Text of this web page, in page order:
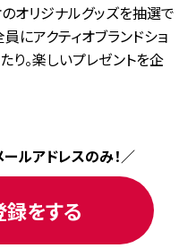
オリジナルグッズを抽選で
にアクティオブランドショ
り。楽しいプレゼントを企
ルアドレスのみ！／
をする